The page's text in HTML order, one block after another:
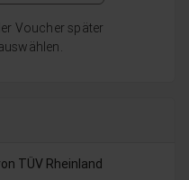
Voucher später
TÜV Rheinland